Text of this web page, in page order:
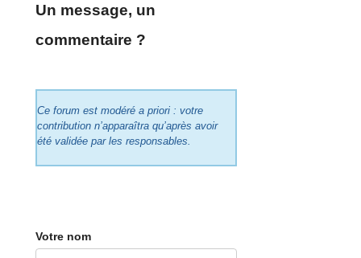
Un message, un
commentaire ?
Ce forum est modéré a priori : votre
contribution n’apparaîtra qu’après avoir
été validée par les responsables.
Votre nom